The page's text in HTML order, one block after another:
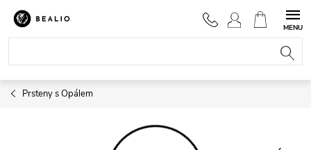
Přejít
obsah
NÁKUPNÍ
KOŠÍK
Prsteny s Opálem